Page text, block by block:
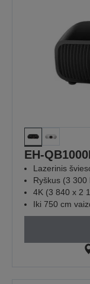
EH-
Lazerinis
Ryškus (3 300
4K (3 840 x 2
Iki 750 cm